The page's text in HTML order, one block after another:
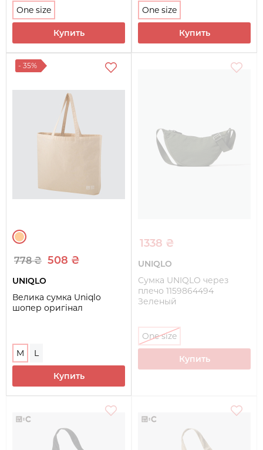
One size
Купить
One size
Купить
- 35%
778 ₴ 508 ₴
UNIQLO
Велика сумка Uniqlo
шопер оригінал
M L
Купить
1338 ₴
UNIQLO
Сумка UNIQLO через
плечо 1159864494
Зеленый
One size
Купить